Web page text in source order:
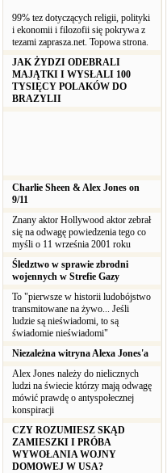
99% tez dotyczących religii, polityki
i ekonomii i filozofii się pokrywa z
tezami zaprasza.net. Topowa strona.
JAK ŻYDZI ODEBRALI
MAJĄTKI I WYSŁALI 100
TYSIĘCY POLAKÓW DO
BRAZYLII
Charlie Sheen & Alex Jones on
9/11
Znany aktor Hollywood aktor zebrał
się na odwagę powiedzenia tego co
myśli o 11 września 2001 roku
Śledztwo w sprawie zbrodni
wojennych w Strefie Gazy
To "pierwsze w historii ludobójstwo
transmitowane na żywo... Jeśli
ludzie są nieświadomi, to są
świadomie nieświadomi"
Niezależna witryna Alexa Jones'a
Alex Jones należy do nielicznych
ludzi na świecie którzy mają odwagę
mówić prawdę o antyspołecznej
konspiracji
CZY ROZUMIESZ SKĄD
ZAMIESZKI I PRÓBA
WYWOŁANIA WOJNY
DOMOWEJ W USA?